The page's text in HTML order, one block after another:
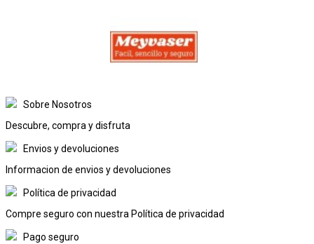
Sobre Nosotros
Descubre, compra y disfruta
Envios y devoluciones
Informacion de envios y devoluciones
Política de privacidad
Compre seguro con nuestra Política de privacidad
Pago seguro